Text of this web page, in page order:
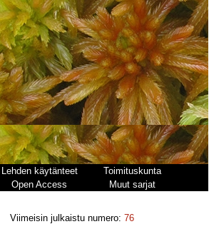
Lehden käytänteet
Toimituskunta
Open Access Muut sarjat
Viimeisin julkaistu numero:76